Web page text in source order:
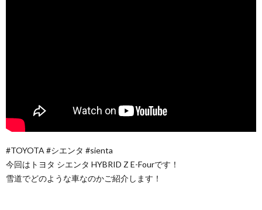
#TOYOTA #シエンタ #sienta
今回はトヨタ シエンタ HYBRID Z E-Fourです！
雪道でどのような車なのかご紹介します！